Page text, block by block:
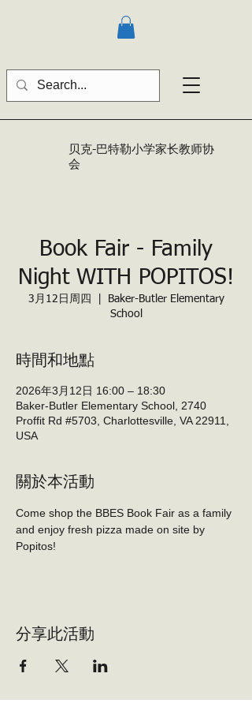
贝克-巴特勒小学家长教师协
会
Book Fair - Family
Night WITH POPITOS!
3月12日周四
Baker-Butler Elementary
School
時間和地點
2026年3月12日 16:00 – 18:30
Baker-Butler Elementary School, 2740
Proffit Rd #5703, Charlottesville, VA 22911,
USA
關於本活動
Come shop the BBES Book Fair as a family
and enjoy fresh pizza made on site by
Popitos!
分享此活動